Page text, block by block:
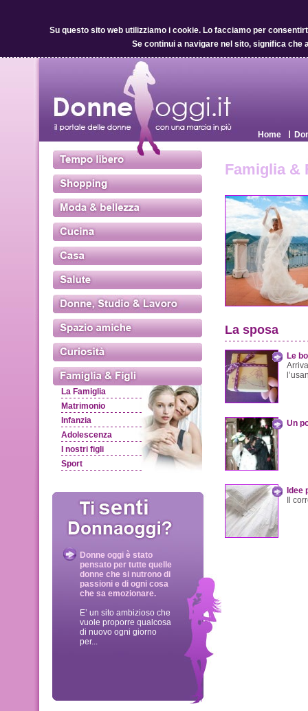
Su questo sito web utilizziamo i cookie.Lo facciamo per
Se continui a navigare nel sito, significa che
Home
La Famiglia
Matrimonio
Infanzia
Adolescenza
I nostri figli
Sport
Donne oggi è stato
pensato per tutte quelle
donne che si nutrono di
passioni e di ogni cosa
che sa emozionare.
E’ un sito ambizioso che
vuole proporre qualcosa
di nuovo ogni giorno
per...
Famiglia &
La sposa
Le
Un
Idee
Il